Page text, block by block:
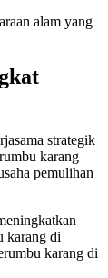
alam yang
strategik
karang
pemulihan
karang di
karang di